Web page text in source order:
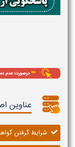
عناوین
شرایط گرفتن